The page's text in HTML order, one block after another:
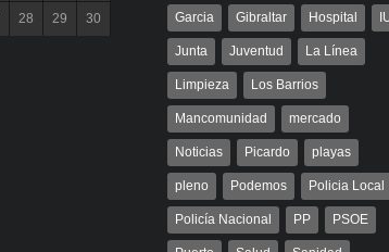
28 29 30 Garcia Gibraltar Hospital
Junta Juventud La Línea
Limpieza Los Barrios
Mancomunidad mercado
Noticias Picardo playas
pleno Podemos Policia Local
Policía Nacional PP PSOE